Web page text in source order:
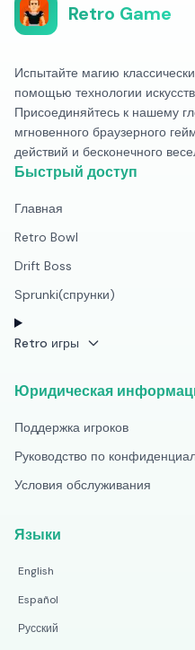
Retro Game
Испытайте магию
помощью технологии
Присоединяйтесь к нашему
мгновенного браузерного
действий и бесконечного
Быстрый доступ
Главная
Retro Bowl
Drift Boss
Sprunki(спрунки)
Retro игры
Юридическая
Поддержка игроков
Руководство по
Условия обслуживания
Языки
English
Español
Русский